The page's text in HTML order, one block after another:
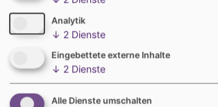
General Terms and Conditions for Advertising in
Impressum
Datenschutz
Cookie-Einstellungen
Analytik
↓ 2 Dienste
Eingebettete externe Inhalte
↓ 2 Dienste
Alle Dienste umschalten